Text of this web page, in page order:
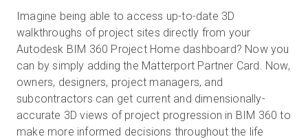
무료 체험판
영업:+65 6797 8416
KO
Imagine being able to access up-to-date 3D
walkthroughs of project sites directly from your
Autodesk BIM 360 Project Home dashboard? Now you
can by simply adding the Matterport Partner Card. Now,
owners, designers, project managers, and
subcontractors can get current and dimensionally-
accurate 3D views of project progression in BIM 360 to
make more informed decisions throughout the life